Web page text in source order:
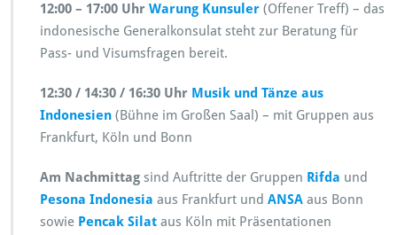
12:00 – 17:00 Uhr Warung Kunsuler (Offener Treff) – das
indonesische Generalkonsulat steht zur Beratung für
Pass- und Visumsfragen bereit.
12:30 / 14:30 / 16:30 Uhr Musik und Tänze aus
Indonesien (Bühne im Großen Saal) – mit Gruppen aus
Frankfurt, Köln und Bonn
Am Nachmittag sind Auftritte der Gruppen Rifda und
Pesona Indonesia aus Frankfurt und ANSA aus Bonn
sowie Pencak Silat aus Köln mit Präsentationen